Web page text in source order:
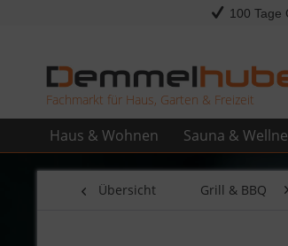
100 Tage
Fachmarkt für Haus, Garten & Freizeit
Haus & Wohnen Sauna &
Übersicht Grill & BBQ